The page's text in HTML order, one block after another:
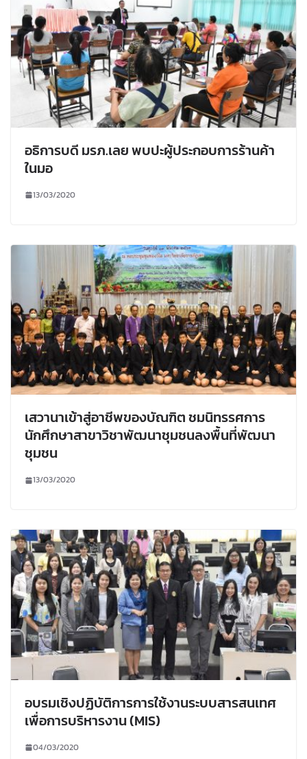
อธิการบดี มรภ.เลย พบปะผู้ประกอบการร้านค้า
ในมอ
13/03/2020
เสวานาเข้าสู่อาชีพของบัณฑิต ชมนิทรรศการ
นักศึกษาสาขาวิชาพัฒนาชุมชนลงพื้นที่พัฒนา
ชุมชน
13/03/2020
อบรมเชิงปฏิบัติการการใช้งานระบบสารสนเทศ
เพื่อการบริหารงาน (MIS)
04/03/2020